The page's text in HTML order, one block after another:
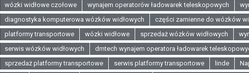
wózki widłowe czołowe
wynajem operatorów ładowarek teleskopowych
diagnostyka komputerowa wózków widłowych
części zamienne do wózków
platformy transportowe
wózki widłowe sprzedaż wózków widłowych
serwis wózków widłowych
dmtech wynajem operatora ładowarek
sprzedaż platformy transportowe
serwis platformy transportowe linde